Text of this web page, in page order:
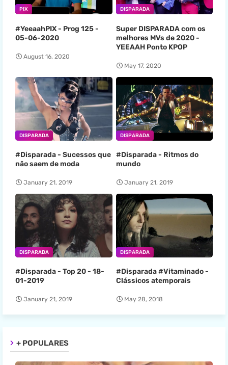
PIX
#YeeaahPIX - Prog 125 -
05-06-2020
August 16, 2020
DISPARADA
Super DISPARADA com os
melhores MVs de 2020 -
YEEAAH Ponto KPOP
May 17, 2020
DISPARADA
#Disparada - Sucessos que
não saem de moda
January 21, 2019
DISPARADA
#Disparada - Ritmos do
mundo
January 21, 2019
DISPARADA
#Disparada - Top 20 - 18-
01-2019
January 21, 2019
DISPARADA
#Disparada #Vitaminado -
Clássicos atemporais
May 28, 2018
+ POPULARES